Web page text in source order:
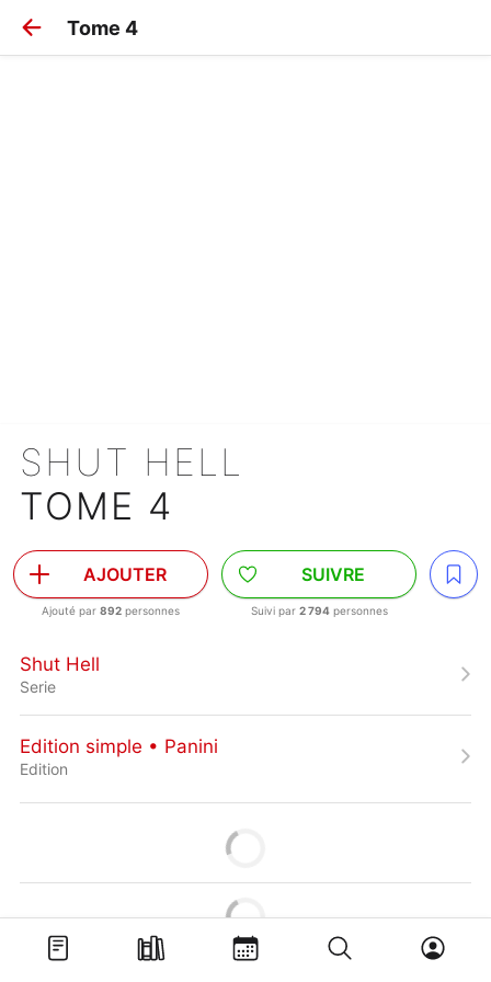
Tome 4
SHUT HELL
TOME 4
AJOUTER
Ajouté par 892 personnes
SUIVRE
Suivi par 2 794personnes
Shut Hell
Serie
Edition simple • Panini
Edition